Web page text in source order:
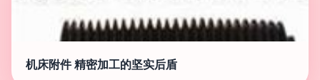
机床附件 精密加工的坚实后盾